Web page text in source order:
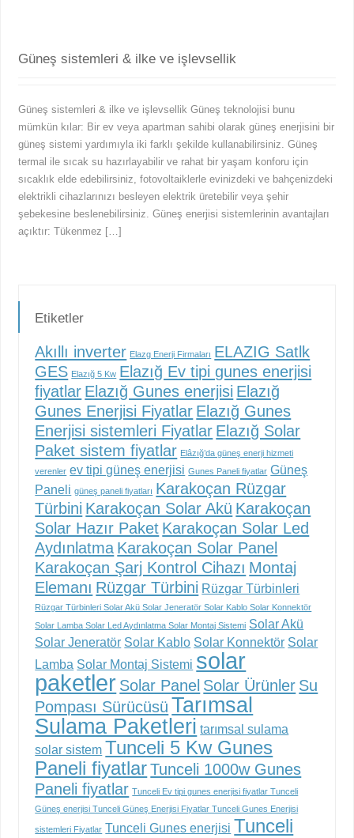
Güneş sistemleri & ilke ve işlevsellik
Güneş sistemleri & ilke ve işlevsellik Güneş teknolojisi bunu
mümkün kılar: Bir ev veya apartman sahibi olarak güneş enerjisini bir
güneş sistemi yardımıyla iki farklı şekilde kullanabilirsiniz. Güneş
termal ile sıcak su hazırlayabilir ve rahat bir yaşam konforu için
sıcaklık elde edebilirsiniz, fotovoltaiklerle evinizdeki ve bahçenizdeki
elektrikli cihazlarınızı besleyen elektrik üretebilir veya şehir
şebekesine beslenebilirsiniz. Güneş enerjisi sistemlerinin avantajları
açıktır: Tükenmez […]
Etiketler
Akıllı inverter Elazg Enerji Firmaları ELAZIG Satlk
GES Elazığ 5 Kw Elazığ Ev tipi gunes enerjisi
fiyatlar Elazığ Gunes enerjisi Elazığ
Gunes Enerjisi Fiyatlar Elazığ Gunes
Enerjisi sistemleri Fiyatlar Elazığ Solar
Paket sistem fiyatlar Elâzığ’da güneş enerji hizmeti
verenler ev tipi güneş enerjisi Gunes Paneli fiyatlar Güneş
Paneli güneş paneli fiyatları Karakoçan Rüzgar
Türbini Karakoçan Solar Akü Karakoçan
Solar Hazır Paket Karakoçan Solar Led
Aydınlatma Karakoçan Solar Panel
Karakoçan Şarj Kontrol Cihazı Montaj
Elemanı Rüzgar Türbini Rüzgar Türbinleri
Rüzgar Türbinleri Solar Akü Solar Jeneratör Solar Kablo Solar Konnektör
Solar Lamba Solar Led Aydınlatma Solar Montaj Sistemi Solar Akü
Solar Jeneratör Solar Kablo Solar Konnektör Solar
Lamba Solar Montaj Sistemi solar
paketler Solar Panel Solar Ürünler Su
Pompası Sürücüsü Tarımsal
Sulama Paketleri tarımsal sulama
solar sistem Tunceli 5 Kw Gunes
Paneli fiyatlarTunceli 1000w Gunes
Paneli fiyatlar Tunceli Ev tipi gunes enerjisi fiyatlar Tunceli
Güneş enerjisi Tunceli Güneş Enerjisi Fiyatlar Tunceli Gunes Enerjisi
sistemleri Fiyatlar Tunceli Gunes enerjisi Tunceli